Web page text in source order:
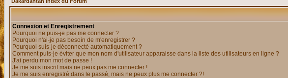
Connexion et Enregistrement
Pourquoi ne puis-je pas me connecter ?
Pourquoi n'ai-je pas besoin de m'enregistrer ?
Pourquoi suis-je déconnecté automatiquement ?
Comment puis-je éviter que mon nom d'utilisateur apparaisse dans la liste des utilisateurs en ligne ?
J'ai perdu mon mot de passe !
Je me suis inscrit mais ne peux pas me connecter !
Je me suis enregistré dans le passé, mais ne peux plus me connecter ?!